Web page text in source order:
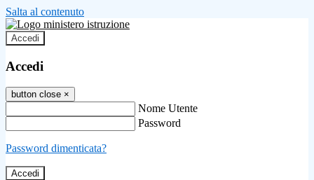
Salta al contenuto
Accedi
Accedi
button close ×
Nome Utente
Password
Password dimenticata?